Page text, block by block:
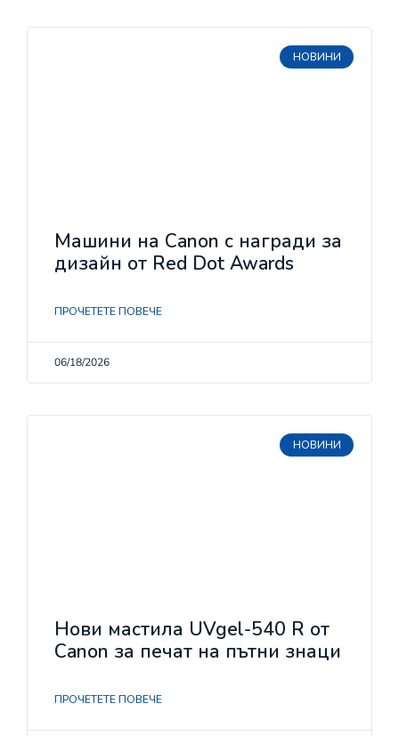
НОВИНИ
Машини на Canon с награди за
дизайн от Red Dot Awards
ПРОЧЕТЕТЕ ПОВЕЧЕ
06/18/2026
НОВИНИ
Нови мастила UVgel-540 R от
Canon за печат на пътни знаци
ПРОЧЕТЕТЕ ПОВЕЧЕ